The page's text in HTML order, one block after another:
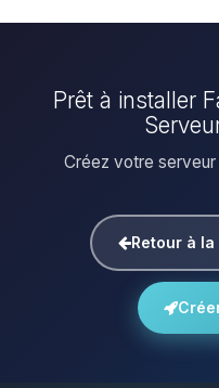
Prêt à installer
Créez votre serveur
Retour à